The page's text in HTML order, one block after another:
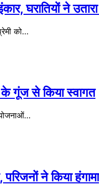
घरातियों ने उतारा
को…
गूंज से किया स्वागत
ने किया हंगामा